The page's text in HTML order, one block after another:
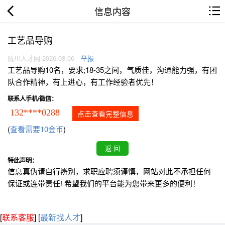
信息内容
工艺品导购
陇川人才网 2026.08.06 举报
工艺品导购10名，要求;18-35之间，气质佳，沟通能力强，有团
队合作精神，有上进心，有工作经验者优先！
联系人手机/微信：
132****0288 点击查看完整信息
(查看需要10金币)
特此声明：
信息真伪请自行辨别，求职应聘须谨慎，网站对此不承担任何
保证或连带责任! 希望我们的平台能为您带来更多的便利！
[联系客服] [最新找人才]